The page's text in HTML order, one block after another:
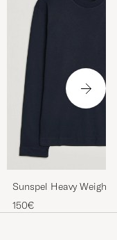
Sunspel Heavy Weight
Cotton Long Sleeve T-
150€